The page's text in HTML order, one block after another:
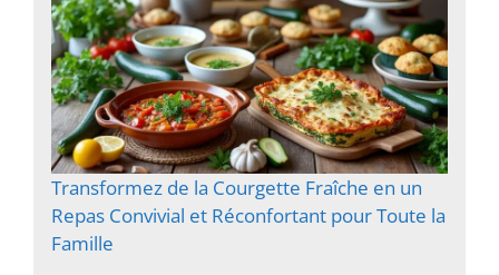
Transformez de la Courgette Fraîche en un
Repas Convivial et Réconfortant pour Toute la
Famille